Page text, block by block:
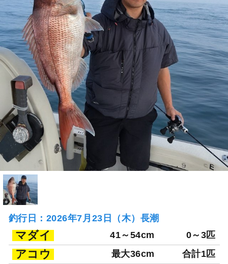
釣行日：2026年7月23日（木）長潮
マダイ 41～54cm 0～3匹
アコウ 最大36cm 合計1匹